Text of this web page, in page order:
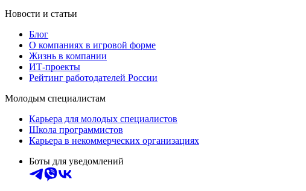
Новости и статьи
Блог
О компаниях в игровой форме
Жизнь в компании
ИТ-проекты
Рейтинг работодателей России
Молодым специалистам
Карьера для молодых специалистов
Школа программистов
Карьера в некоммерческих организациях
Боты для уведомлений